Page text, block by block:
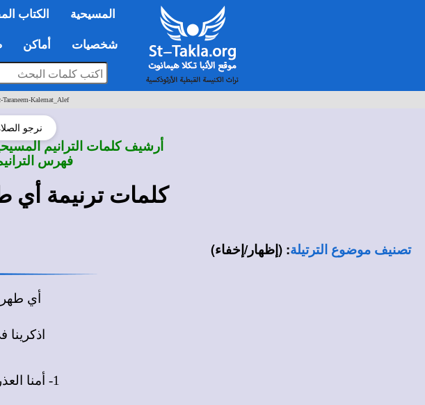
المسيحية الكتاب
شخصيات أماكن
Kalemat_Alef
نرجو
أرشيف كلمات الترانيم
فهرس
كلمات ترنيمة أي
تصنيف موضوع الترتيلة: (إظهار/إخفاء)
أي
1- أمنا العذراء انت بلسم يشفي الجراح